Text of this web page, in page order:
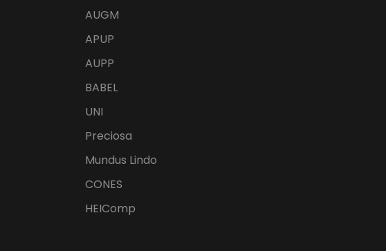
AUGM
APUP
AUPP
BABEL
UNI
Preciosa
Mundus Lindo
CONES
HEIComp